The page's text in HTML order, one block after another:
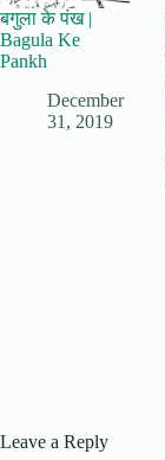
बगुला के पंख |
Bagula Ke
Pankh
December
31, 2019
Leave a Reply